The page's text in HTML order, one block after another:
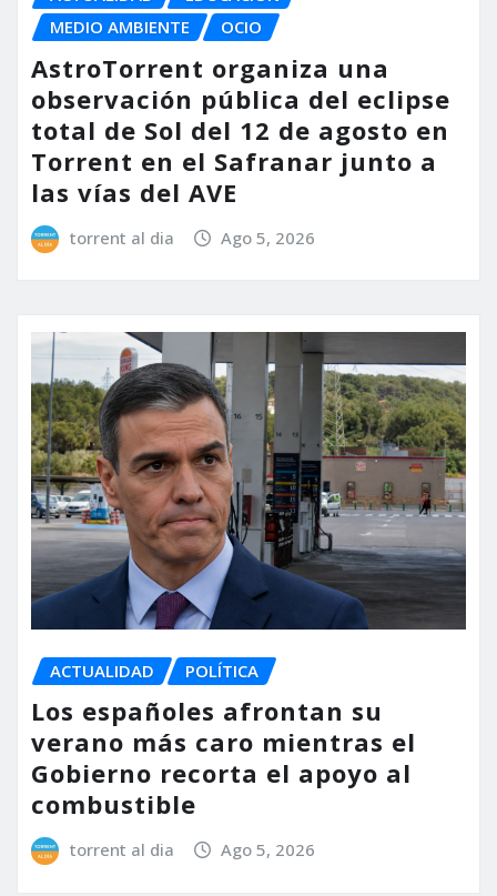
MEDIO AMBIENTE
OCIO
AstroTorrent organiza una
observación pública del eclipse
total de Sol del 12 de agosto en
Torrent en el Safranar junto a
las vías del AVE
torrent al dia Ago 5, 2026
ACTUALIDAD POLÍTICA
Los españoles afrontan su
verano más caro mientras el
Gobierno recorta el apoyo al
combustible
torrent al dia Ago 5, 2026